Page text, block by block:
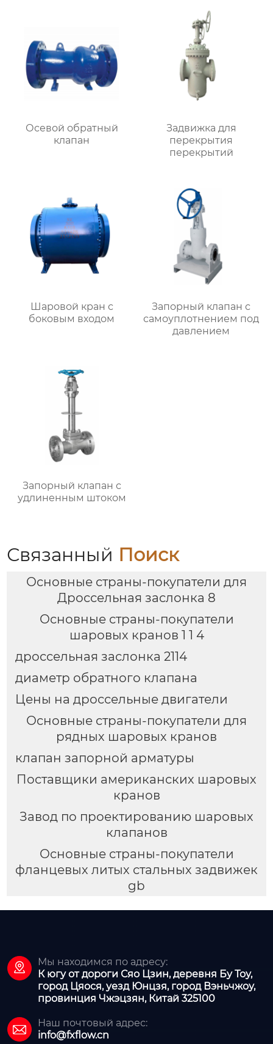
Осевой обратный
клапан
Задвижка для
перекрытия
перекрытий
Шаровой кран с
боковым входом
Запорный клапан с
самоуплотнением под
давлением
Запорный клапан с
удлиненным штоком
Связанный Поиск
Основные страны-покупатели для
Дроссельная заслонка 8
Основные страны-покупатели
шаровых кранов 1 1 4
дроссельная заслонка 2114
диаметр обратного клапана
Цены на дроссельные двигатели
Основные страны-покупатели для
рядных шаровых кранов
клапан запорной арматуры
Поставщики американских шаровых
кранов
Завод по проектированию шаровых
клапанов
Основные страны-покупатели
фланцевых литых стальных задвижек
gb

Мы находимся по адресу:
К югу от дороги Сяо Цзин, деревня Бу Тоу,
город Цяося, уезд Юнцзя, город Вэньчжоу,
провинция Чжэцзян, Китай 325100

Наш почтовый адрес:
info@fxflow.cn